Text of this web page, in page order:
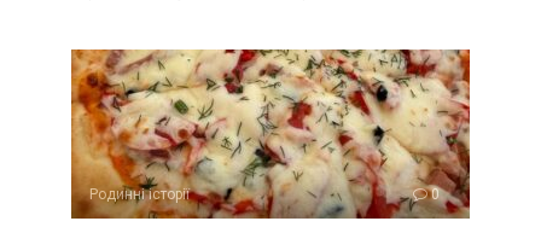
Родинні історії 0